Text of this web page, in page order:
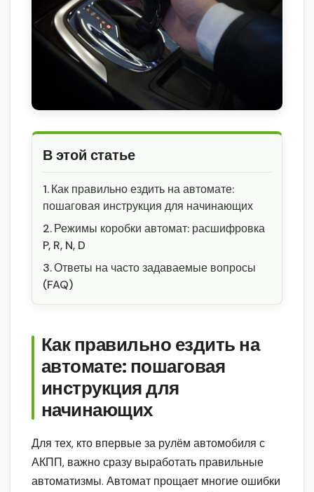
В этой статье
Как правильно ездить на автомате:
пошаговая инструкция для начинающих
Режимы коробки автомат: расшифровка
P, R, N, D
Ответы на часто задаваемые вопросы
(FAQ)
Как правильно ездить на
автомате: пошаговая
инструкция для
начинающих
Для тех, кто впервые за рулём автомобиля с
АКПП, важно сразу выработать правильные
автоматизмы. Автомат прощает многие ошибки